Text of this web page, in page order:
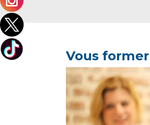
Vous former